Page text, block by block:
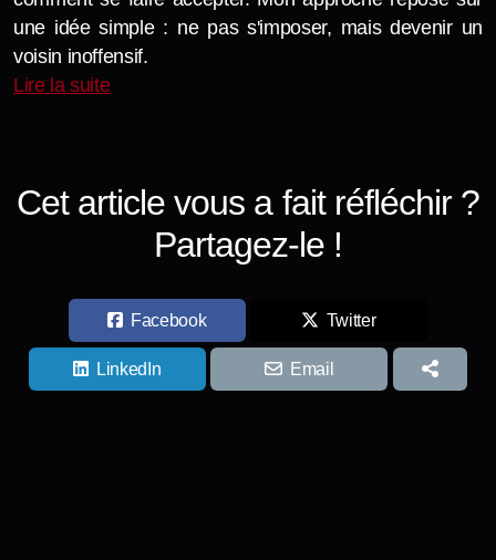
une idée simple : ne pas s'imposer, mais devenir un
voisin inoffensif.
Lire la suite
Cet article vous a fait réfléchir ?
Partagez-le !
Facebook Twitter
LinkedIn Email